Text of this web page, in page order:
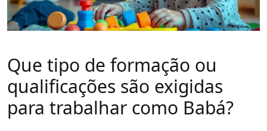
Que tipo de formação ou
qualificações são exigidas
para trabalhar como Babá?